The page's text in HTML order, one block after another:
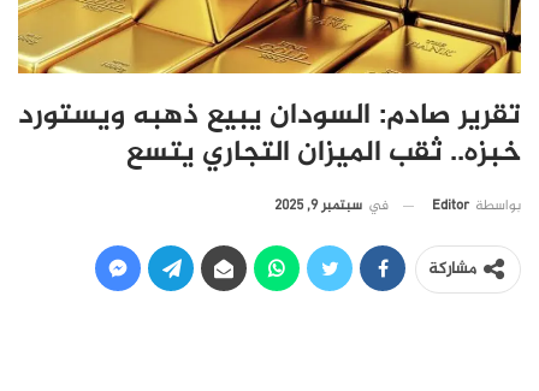
تقرير صادم: السودان يبيع ذهبه ويستورد
خبزه.. ثقب الميزان التجاري يتسع
بواسطة Editor في سبتمبر 9, 2025
مشاركة